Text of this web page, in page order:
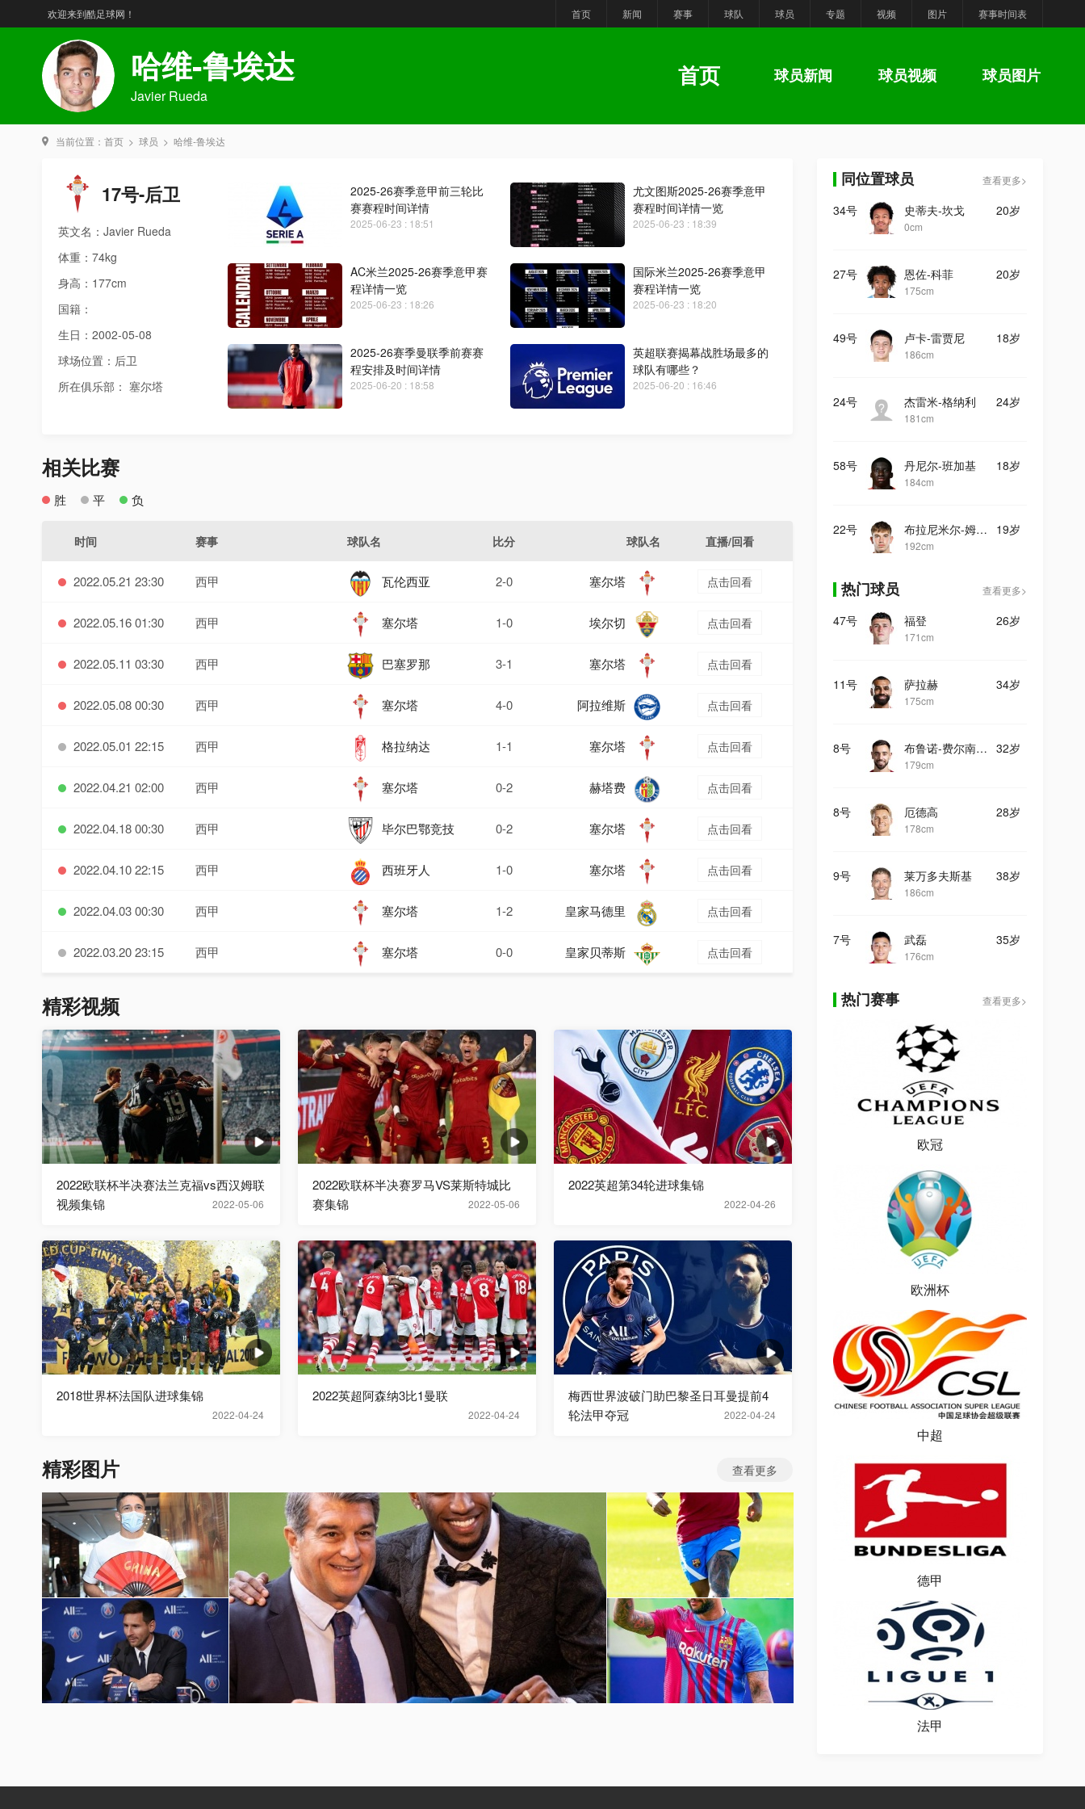
欢迎来到酷足球网！ 首页 新闻 赛事 球队 球员 专题 视频 图片 赛事时间表
哈维-鲁埃达
Javier Rueda
首页 球员新闻 球员视频 球员图片
当前位置： 首页 > 球员 > 哈维-鲁埃达
17号-后卫
英文名：Javier Rueda
体重：74kg
身高：177cm
国籍：
生日：2002-05-08
球场位置：后卫
所在俱乐部： 塞尔塔
2025-26赛季意甲前三轮比
赛赛程时间详情
2025-06-23 : 18:51
尤文图斯2025-26赛季意甲
赛程时间详情一览
2025-06-23 : 18:39
AC米兰2025-26赛季意甲赛
程详情一览
2025-06-23 : 18:26
国际米兰2025-26赛季意甲
赛程详情一览
2025-06-23 : 18:20
2025-26赛季曼联季前赛赛
程安排及时间详情
2025-06-20 : 18:58
英超联赛揭幕战胜场最多的
球队有哪些？
2025-06-20 : 16:46
相关比赛
胜 平 负
时间 赛事 球队名 比分 球队名 直播/回看
2022.05.21 23:30 西甲 瓦伦西亚 2-0 塞尔塔 点击回看
2022.05.16 01:30 西甲 塞尔塔 1-0 埃尔切 点击回看
2022.05.11 03:30 西甲 巴塞罗那 3-1 塞尔塔 点击回看
2022.05.08 00:30 西甲 塞尔塔 4-0 阿拉维斯 点击回看
2022.05.01 22:15 西甲 格拉纳达 1-1 塞尔塔 点击回看
2022.04.21 02:00 西甲 塞尔塔 0-2 赫塔费 点击回看
2022.04.18 00:30 西甲 毕尔巴鄂竞技 0-2 塞尔塔 点击回看
2022.04.10 22:15 西甲 西班牙人 1-0 塞尔塔 点击回看
2022.04.03 00:30 西甲 塞尔塔 1-2 皇家马德里 点击回看
2022.03.20 23:15 西甲 塞尔塔 0-0 皇家贝蒂斯 点击回看
精彩视频
2022-05-06
2022欧联杯半决赛法兰克福vs西汉姆联
视频集锦
2022-05-06
2022欧联杯半决赛罗马VS莱斯特城比
赛集锦
2022-04-26
2022英超第34轮进球集锦
2022-04-24
2018世界杯法国队进球集锦
2022-04-24
2022英超阿森纳3比1曼联
2022-04-24
梅西世界波破门助巴黎圣日耳曼提前4
轮法甲夺冠
精彩图片 查看更多
国足世预赛12强赛图片 巴萨球员赛季前训练图片
同位置球员 查看更多>
34号 20岁
史蒂夫-坎戈
0cm
27号 20岁
恩佐-科菲
175cm
49号 18岁
卢卡-雷贾尼
186cm
24号 24岁
杰雷米-格纳利
181cm
58号 18岁
丹尼尔-班加基
184cm
22号 19岁
布拉尼米尔-姆拉契奇
192cm
热门球员 查看更多>
47号 26岁
福登
171cm
11号 34岁
萨拉赫
175cm
8号 32岁
布鲁诺-费尔南德斯
179cm
8号 28岁
厄德高
178cm
9号 38岁
莱万多夫斯基
186cm
7号 35岁
武磊
176cm
热门赛事 查看更多>
欧冠
欧洲杯
中超
德甲
法甲